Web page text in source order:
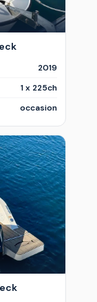
2019
1 x 225ch
occasion